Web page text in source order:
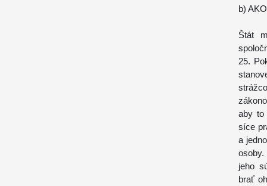
b)
Štát
25.
aby to
síce
a
jeho
brať